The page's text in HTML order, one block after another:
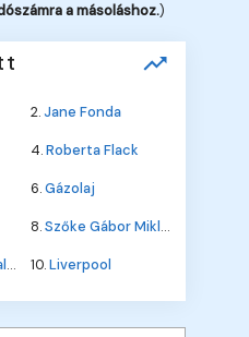
a másoláshoz.)
2.Jane Fonda
4.Roberta Flack
6.Gázolaj
8.Szőke Gábor Miklós
10.Liverpool